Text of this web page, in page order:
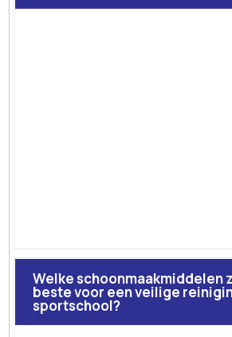
Welke schoonmaakmiddelen
beste voor een veilige
sportschool?